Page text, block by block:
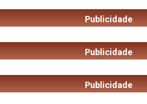
Publicidade
Publicidade
Publicidade